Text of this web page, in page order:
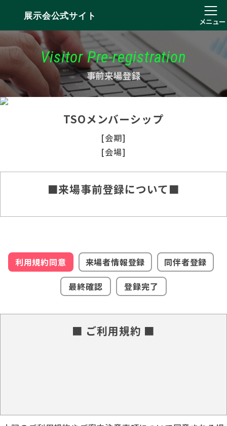
展示会公式サイト
メニュー
Visitor Pre-registration
事前来場登録
TSOメンバーシップ
[会期]
[会場]
■来場事前登録について■
利用規約同意 来場者情報登録
同伴者登録
最終確認
登録完了
■ ご利用規約 ■